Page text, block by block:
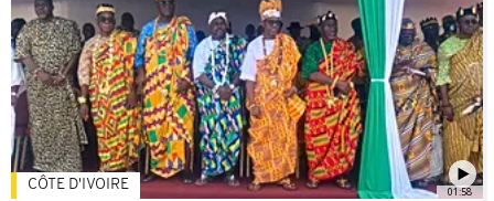
01:58
CÔTE D'IVOIRE